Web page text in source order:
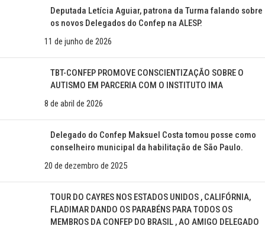
Deputada Letícia Aguiar, patrona da Turma falando sobre
os novos Delegados do Confep na ALESP.
11 de junho de 2026
TBT-CONFEP PROMOVE CONSCIENTIZAÇÃO SOBRE O
AUTISMO EM PARCERIA COM O INSTITUTO IMA
8 de abril de 2026
Delegado do Confep Maksuel Costa tomou posse como
conselheiro municipal da habilitação de São Paulo.
20 de dezembro de 2025
TOUR DO CAYRES NOS ESTADOS UNIDOS , CALIFÓRNIA,
FLADIMAR DANDO OS PARABÉNS PARA TODOS OS
MEMBROS DA CONFEP DO BRASIL , AO AMIGO DELEGADO